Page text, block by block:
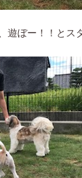
遊ぼー！！と